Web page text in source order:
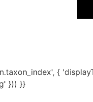
{
})) }}